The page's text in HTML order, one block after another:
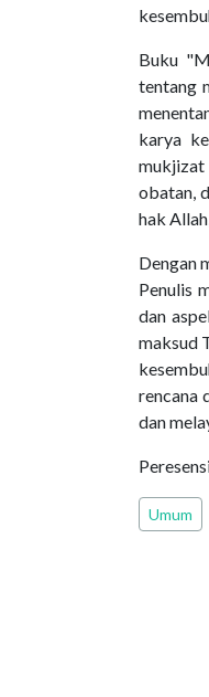
Buku
tentang
karya
mukjizat
obatan,
hak
Dengan
Penulis
dan
maksud
rencana
dan
Umum